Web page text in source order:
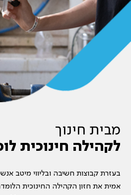
מבית חינוך
לקהילה חינוכית
בעזרת קבוצות חשיבה ובליווי מיטב
אמית את חזון הקהילה החינוכית